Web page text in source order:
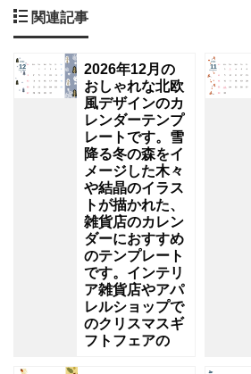
関連記事
2026年12月の
おしゃれな北欧
風デザインのカ
レンダーテンプ
レートです。雪
降る冬の森をイ
メージした木々
や結晶のイラス
トが描かれた、
雑貨店のカレン
ダーにおすすめ
のテンプレート
です。インテリ
ア雑貨店やアパ
レルショップで
のクリスマスギ
フトフェアの